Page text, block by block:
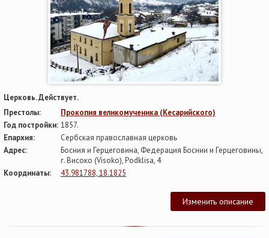
Церковь. Действует.
Престолы:
Прокопия великомученика (Кесарийского)
Год постройки: 1857.
Епархия:
Сербская православная церковь
Адрес:
Босния и Герцеговина, Федерация Боснии и Герцеговины,
г. Високо (Visoko), Podklisa, 4
Координаты:
43.981788, 18.1825
Изменить описание